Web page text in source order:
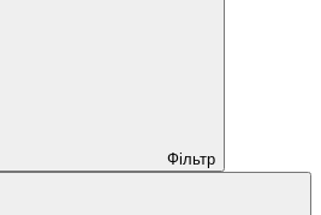
Фільтр